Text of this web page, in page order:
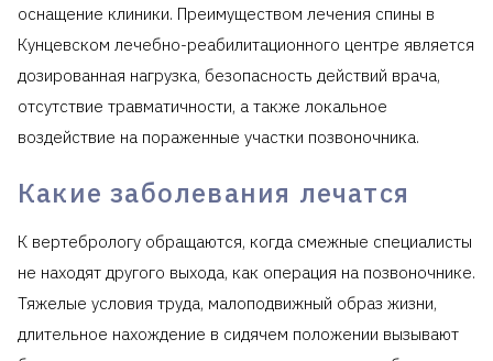
оснащение клиники. Преимуществом лечения спины в
Кунцевском лечебно-реабилитационного центре является
дозированная нагрузка, безопасность действий врача,
отсутствие травматичности, а также локальное
воздействие на пораженные участки позвоночника.
Какие заболевания лечатся
К вертебрологу обращаются, когда смежные специалисты
не находят другого выхода, как операция на позвоночнике.
Тяжелые условия труда, малоподвижный образ жизни,
длительное нахождение в сидячем положении вызывают